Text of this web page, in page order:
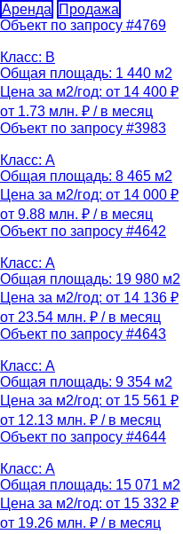
Аренда
Продажа
Объект по запросу #4769
Класс: B
Общая площадь: 1 440 м2
Цена за м2/год: от 14 400 ₽
от 1.73 млн. ₽ / в месяц
Объект по запросу #3983
Класс: A
Общая площадь: 8 465 м2
Цена за м2/год: от 14 000 ₽
от 9.88 млн. ₽ / в месяц
Объект по запросу #4642
Класс: A
Общая площадь: 19 980 м2
Цена за м2/год: от 14 136 ₽
от 23.54 млн. ₽ / в месяц
Объект по запросу #4643
Класс: A
Общая площадь: 9 354 м2
Цена за м2/год: от 15 561 ₽
от 12.13 млн. ₽ / в месяц
Объект по запросу #4644
Класс: A
Общая площадь: 15 071 м2
Цена за м2/год: от 15 332 ₽
от 19.26 млн. ₽ / в месяц